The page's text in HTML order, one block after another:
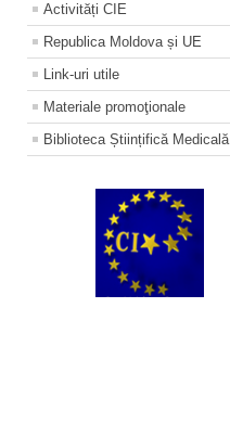
Activități CIE
Republica Moldova și UE
Link-uri utile
Materiale promoţionale
Biblioteca Științifică Medicală